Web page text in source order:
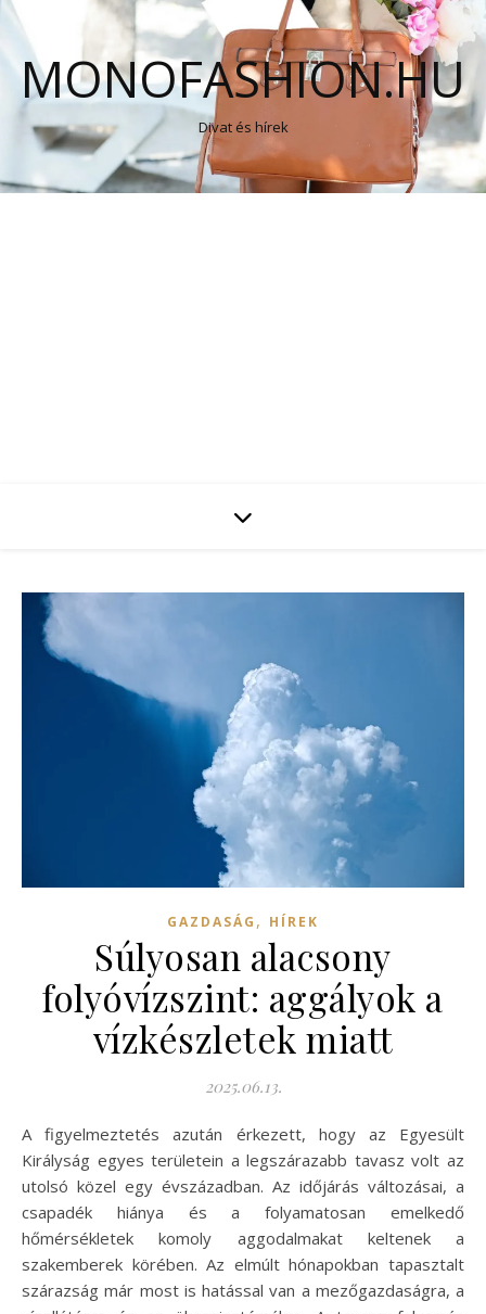
MONOFASHION.HU
Divat és hírek
GAZDASÁG , HÍREK
Súlyosan alacsony
folyóvízszint: aggályok a
vízkészletek miatt
2025.06.13.
A figyelmeztetés azután érkezett, hogy az Egyesült
Királyság egyes területein a legszárazabb tavasz volt az
utolsó közel egy évszázadban. Az időjárás változásai, a
csapadék hiánya és a folyamatosan emelkedő
hőmérsékletek komoly aggodalmakat keltenek a
szakemberek körében. Az elmúlt hónapokban tapasztalt
szárazság már most is hatással van a mezőgazdaságra, a